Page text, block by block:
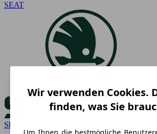
SEAT
Skoda
Wir verwenden Cookies.
finden, was Sie